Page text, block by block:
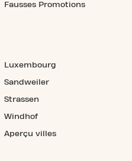
Fausses Promotions
Luxembourg
Sandweiler
Strassen
Windhof
Aperçu villes